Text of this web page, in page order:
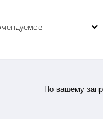
По вашему